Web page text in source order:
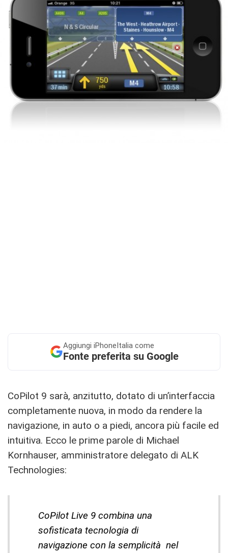
Aggiungi iPhoneItalia come
Fonte preferita su Google
CoPilot 9 sarà, anzitutto, dotato di un’interfaccia
completamente nuova, in modo da rendere la
navigazione, in auto o a piedi, ancora più facile ed
intuitiva. Ecco le prime parole di Michael
Kornhauser, amministratore delegato di ALK
Technologies:
CoPilot Live 9 combina una
sofisticata tecnologia di
navigazione con la semplicità nel